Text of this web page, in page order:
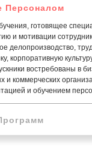
Персоналом
готовящее
и мотивации
делопроизводство,
корпоративную
востребованы в
и коммерческих
и обучением